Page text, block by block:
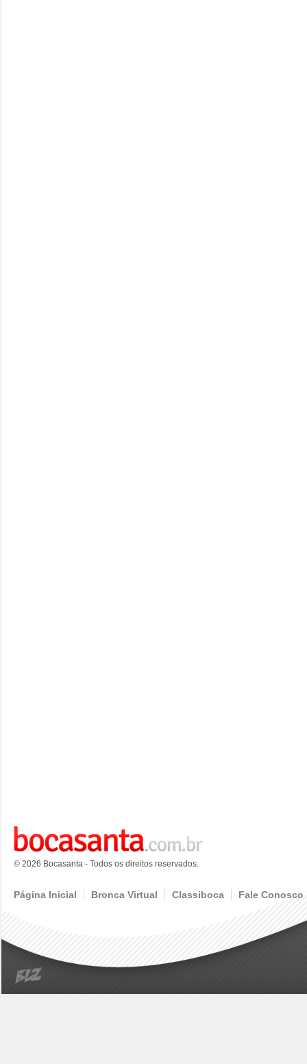
© 2026 Bocasanta - Todos os direitos reservados.
Página Inicial Bronca Virtual Classiboca Fale Conosco